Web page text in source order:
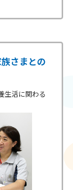
さまとの
生活に関わる